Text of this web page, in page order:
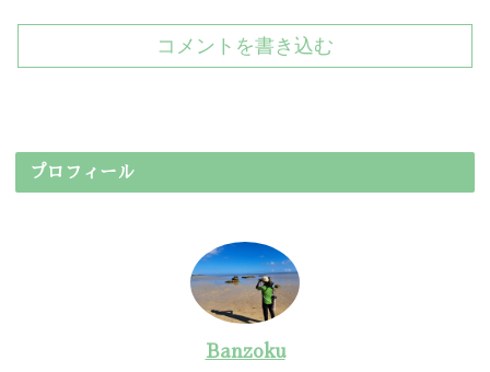
コメントを書き込む
プロフィール
Banzoku